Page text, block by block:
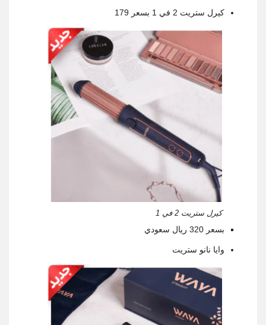
كيرل ستريت 2 في 1 بسعر 179
كيرل ستريت 2 في 1
بسعر 320 ريال سعودي
وايا نانو ستريت